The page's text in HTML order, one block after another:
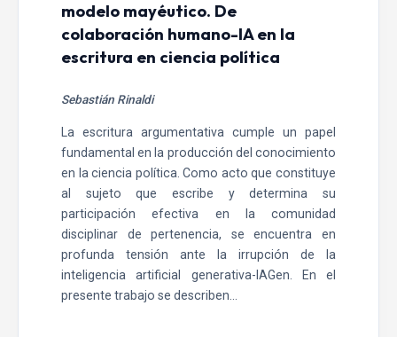
modelo mayéutico. De
colaboración humano-IA en la
escritura en ciencia política
Sebastián Rinaldi
La escritura argumentativa cumple un papel
fundamental en la producción del conocimiento
en la ciencia política. Como acto que constituye
al sujeto que escribe y determina su
participación efectiva en la comunidad
disciplinar de pertenencia, se encuentra en
profunda tensión ante la irrupción de la
inteligencia artificial generativa-IAGen. En el
presente trabajo se describen...